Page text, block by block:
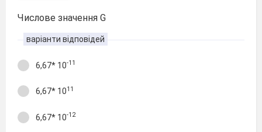
Числове значення G
варіанти відповідей
6,67* 10-11
6,67* 1011
6,67* 10-12